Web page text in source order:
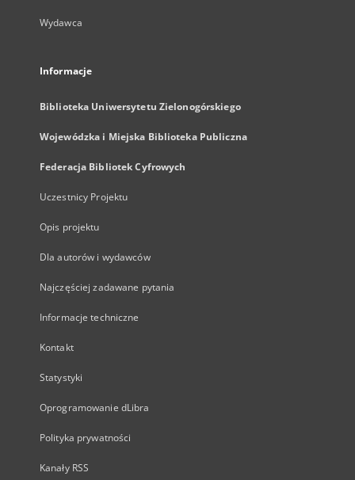
Wydawca
Informacje
Biblioteka Uniwersytetu Zielonogórskiego
Wojewódzka i Miejska Biblioteka Publiczna
Federacja Bibliotek Cyfrowych
Uczestnicy Projektu
Opis projektu
Dla autorów i wydawców
Najczęściej zadawane pytania
Informacje techniczne
Kontakt
Statystyki
Oprogramowanie dLibra
Polityka prywatności
Kanały RSS